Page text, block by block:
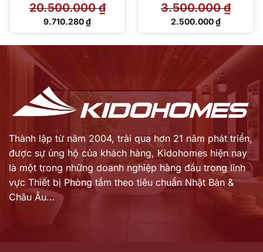
20.500.000₫
Giá
9.710.280₫
Giá
3.500.000₫
Giá
3.500.000 ₫.
2.500.000₫
Giá
2.500.000 ₫.
Thành lập từ năm 2004, trải qua hơn 21 năm phát triển,
được sự ủng hộ của khách hàng, Kidohomes hiện nay
là một trong những doanh nghiệp hàng đầu trong lĩnh
vực Thiết bị Phòng tắm theo tiêu chuẩn Nhật Bản &
Châu Âu...